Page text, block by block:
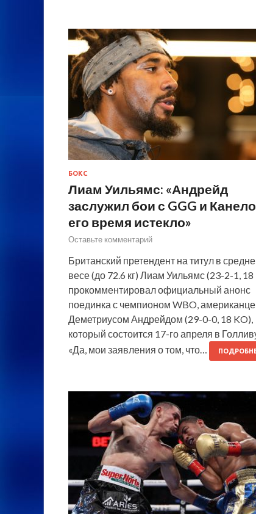
БОКС
Лиам Уильямс: «Андрейд
заслужил бои с GGG и
его время истекло»
Оставьте комментарий
Британский претендент на титул в
весе (до 72.6 кг) Лиам Уильямс (23-2-1, 18
прокомментировал официальный анонс
поединка с чемпионом WBO,
Деметриусом Андрейдом (29-0-0, 18 KO),
который состоится 17-го апреля в
«Да, мои заявления о том, что…